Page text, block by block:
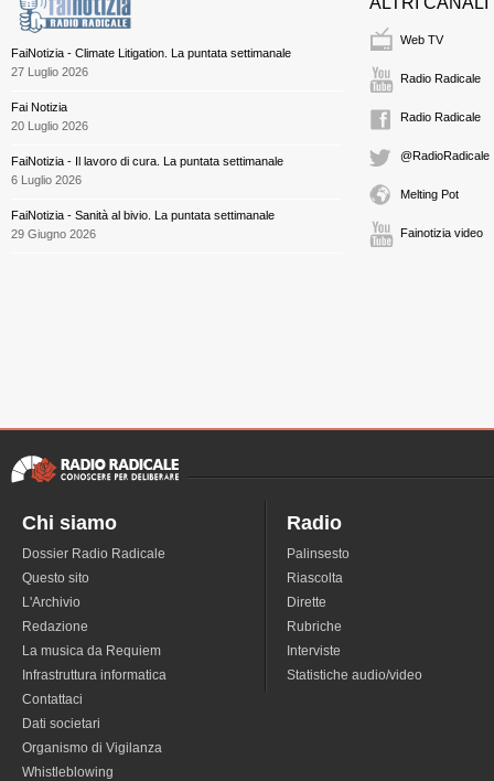
FaiNotizia - Climate Litigation. La puntata settimanale
27 Luglio 2026
Fai Notizia
20 Luglio 2026
FaiNotizia - Il lavoro di cura. La puntata settimanale
6 Luglio 2026
FaiNotizia - Sanità al bivio. La puntata settimanale
29 Giugno 2026
Web TV
Radio Radicale
Radio Radicale
@RadioRadicale
Melting Pot
Fainotizia video
Chi siamo
Dossier Radio Radicale
Questo sito
L'Archivio
Redazione
La musica da Requiem
Infrastruttura informatica
Contattaci
Dati societari
Organismo di Vigilanza
Whistleblowing
Radio
Palinsesto
Riascolta
Dirette
Rubriche
Interviste
Statistiche audio/video